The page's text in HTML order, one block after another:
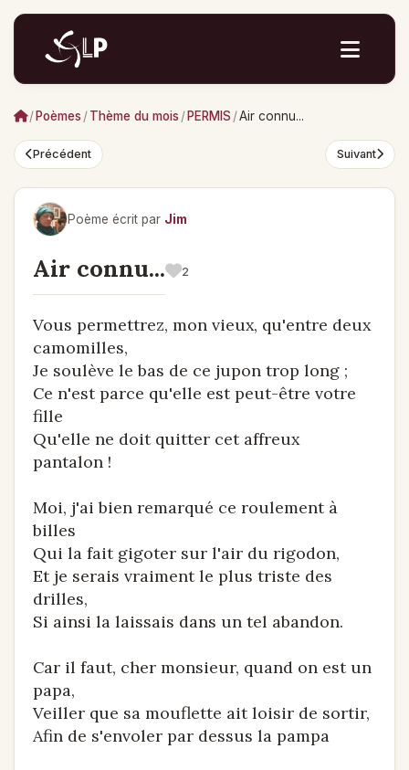
/ Poèmes /Thème du mois / PERMIS /Air connu...
Précédent Suivant
Poème écrit par Jim
Air connu... 2
Vous permettrez, mon vieux, qu'entre deux
camomilles,
Je soulève le bas de ce jupon trop long ;
Ce n'est parce qu'elle est peut-être votre
fille
Qu'elle ne doit quitter cet affreux
pantalon !
Moi, j'ai bien remarqué ce roulement à
billes
Qui la fait gigoter sur l'air du rigodon,
Et je serais vraiment le plus triste des
drilles,
Si ainsi la laissais dans un tel abandon.
Car il faut, cher monsieur, quand on est un
papa,
Veiller que sa mouflette ait loisir de sortir,
Afin de s'envoler par dessus la pampa